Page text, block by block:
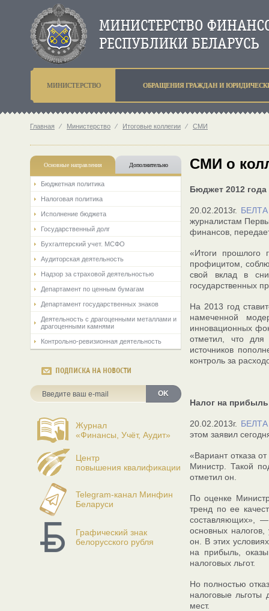
МИНИСТЕРСТВО ОБРАЩЕНИЯ ГРАЖДАН И
Главная ⁄ Министерство ⁄ Итоговые коллегии ⁄ СМИ
Основные направления Дополнительно
Бюджетная политика
Налоговая политика
Исполнение бюджета
Государственный долг
Бухгалтерский учет. МСФО
Аудиторская деятельность
Надзор за страховой деятельностью
Департамент по ценным бумагам
Департамент государственных знаков
Деятельность с драгоценными металлами и
драгоценными камнями
Контрольно-ревизионная деятельность
ПОДПИСКА НА НОВОСТИ
OK
Журнал
«Финансы, Учёт, Аудит»
Центр
повышения квалификации
Telegram-канал Минфин
Беларуси
Графический знак
белорусского рубля
СМИ о
Бюджет 2012
20.02.2013г. БЕЛТА
журналистам
финансов,
«Итоги
профицитом,
свой вклад в
государственных
На 2013 год
намеченной
инновационных
отметил, что для
источников
контроль за
Налог на
20.02.2013г. БЕЛТА
этом заявил
«Вариант отказа
Министр. Такой
отметил он.
По оценке
тренд по ее
составляющих», —
основных
он. В этих
на прибыль,
налоговых льгот.
Но полностью
налоговые льготы
мест.